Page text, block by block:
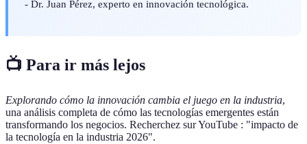
- Dr. Juan Pérez, experto en innovación tecnológica.
📺 Para ir más lejos
Explorando cómo la innovación cambia el juego en la industria,
una análisis completa de cómo las tecnologías emergentes están
transformando los negocios. Recherchez sur YouTube : "impacto de
la tecnología en la industria 2026".